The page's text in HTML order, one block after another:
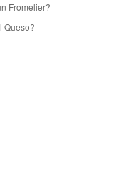
Fromelier?
Queso?